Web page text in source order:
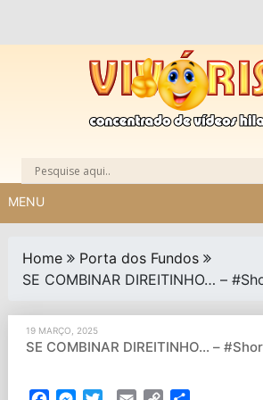
MENU
Home
Porta dos Fundos
SE COMBINAR DIREITINHO… –
19 MARÇO, 2025
SE COMBINAR DIREITINHO… –